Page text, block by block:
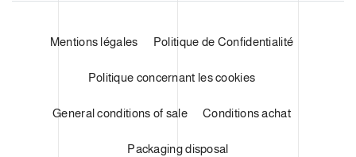
Mentions légales Politique de Confidentialité
Politique concernant les cookies
General conditions of sale Conditions achat
Packaging disposal